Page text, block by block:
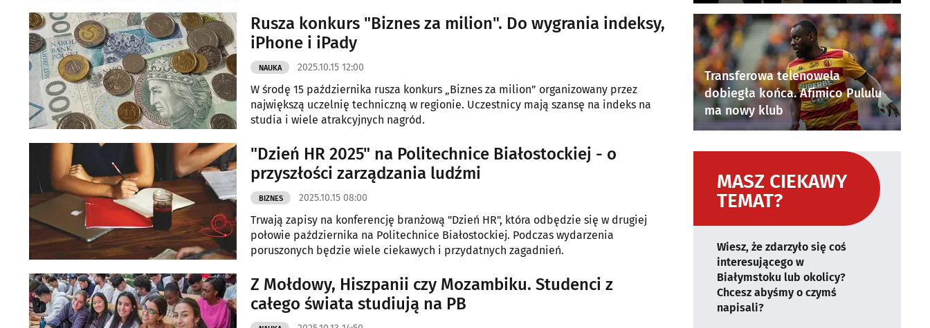
Rusza konkurs "Biznes za milion". Do wygrania indeksy,
iPhone i iPady
NAUKA 2025.10.15 12:00
W środę 15 października rusza konkurs „Biznes za milion” organizowany przez
największą uczelnię techniczną w regionie. Uczestnicy mają szansę na indeks na
studia i wiele atrakcyjnych nagród.
"Dzień HR 2025" na Politechnice Białostockiej - o
przyszłości zarządzania ludźmi
BIZNES 2025.10.15 08:00
Trwają zapisy na konferencję branżową "Dzień HR", która odbędzie się w drugiej
połowie października na Politechnice Białostockiej. Podczas wydarzenia
poruszonych będzie wiele ciekawych i przydatnych zagadnień.
Z Mołdowy, Hiszpanii czy Mozambiku. Studenci z
całego świata studiują na PB
Transferowa telenowela
dobiegła końca. Afimico Pululu
ma nowy klub
MASZ CIEKAWY
TEMAT?
Wiesz, że zdarzyło się coś
interesującego w
Białymstoku lub okolicy?
Chcesz abyśmy o czymś
napisali?